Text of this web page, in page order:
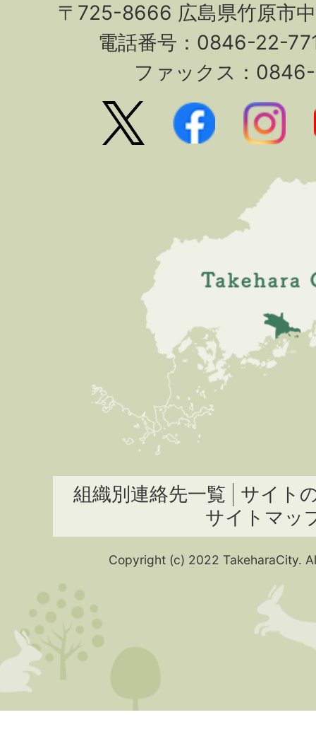
〒725-8666 広島県竹原市
電話番号：0846-22-
ファックス：
組織別連絡先一覧
サイト
サイトマッ
Copyright (c) 2022 TakeharaCity.